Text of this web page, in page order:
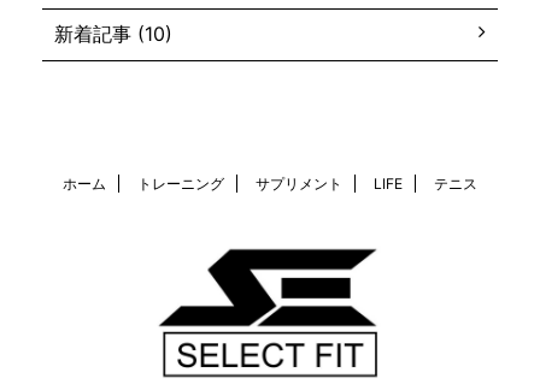
新着記事 (10)
ホーム トレーニング サプリメント LIFE テニス